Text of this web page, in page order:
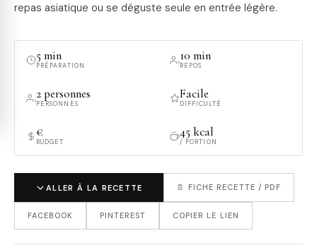
repas asiatique ou se déguste seule en entrée légère.
5 min
PRÉPARATION
10 min
REPOS
2 personnes
PERSONNES
Facile
DIFFICULTÉ
€
BUDGET
45 kcal
/ PORTION
ALLER À LA RECETTE 📄 FICHE RECETTE / PDF
FACEBOOK PINTEREST COPIER LE LIEN